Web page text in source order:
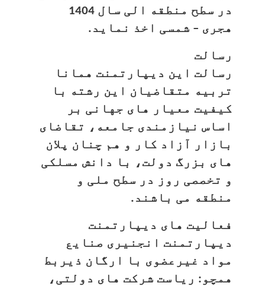
در سطح منطقه الی سال 1404
هجری – شمسی اخذ نماید.
رسالت
رسالت این دیپارتمنت همانا
تربیه متقاضیان این رشته با
کیفیت معیار های جهانی بر
اساس نیازمندی جامعه، تقاضای
بازار آزاد کار و هم چنان پلان
های بزرگ دولت، با دانش مسلکی
و تخصصی روز در سطح ملی و
منطقه می باشند.
فعالیت های دیپارتمنت
دیپارتمنت انجنیری صنایع
مواد غیرعضوی با ارگان ذیربط
همچو: ریاست شرکت های دولتی،